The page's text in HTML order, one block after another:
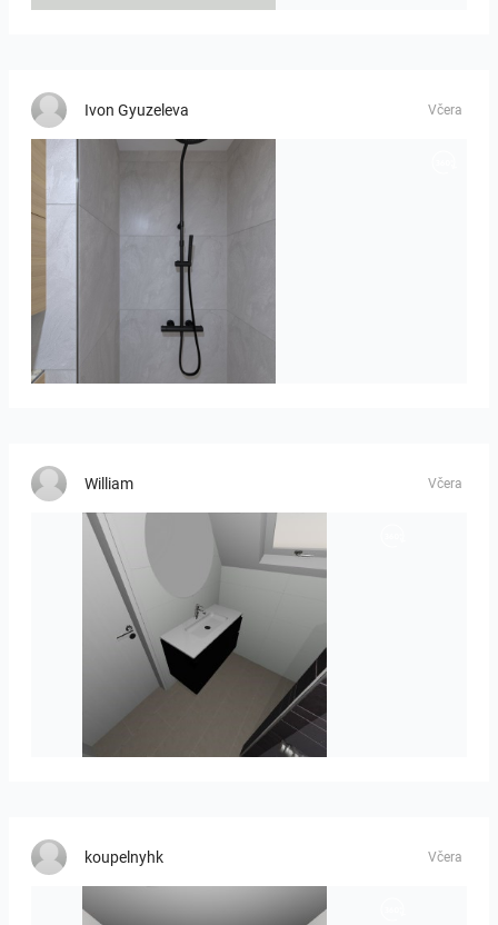
Ivon Gyuzeleva Včera
William Včera
Mesman_meubel-01
koupelnyhk Včera